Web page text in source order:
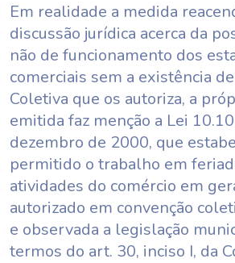
Em realidade a medida
discussão jurídica acerca da
não de funcionamento dos
comerciais sem a existência
Coletiva que os autoriza, a
emitida faz menção a Lei
dezembro de 2000, que
permitido o trabalho em
atividades do comércio em
autorizado em convenção
e observada a legislação
termos do art. 30, inciso I, da